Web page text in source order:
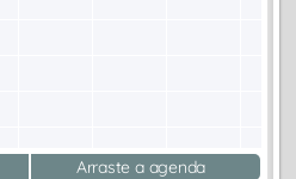
Arraste a agenda